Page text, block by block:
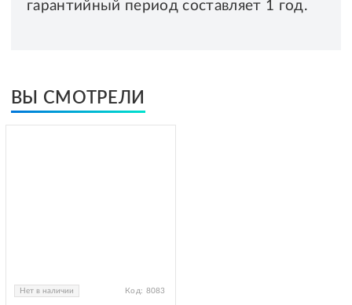
гарантийный период составляет 1 год.
ВЫ СМОТРЕЛИ
Нет в наличии Код: 8083